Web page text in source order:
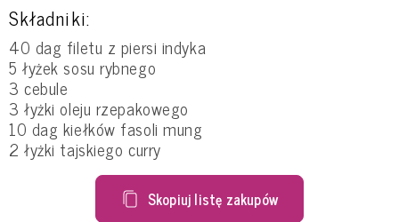
Składniki:
40 dag filetu z piersi indyka
5 łyżek sosu rybnego
3 cebule
3 łyżki oleju rzepakowego
10 dag kiełków fasoli mung
2 łyżki tajskiego curry
Skopiuj listę zakupów